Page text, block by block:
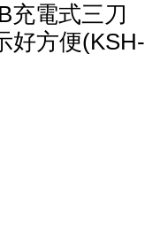
充電式三刀
好方便(KSH-